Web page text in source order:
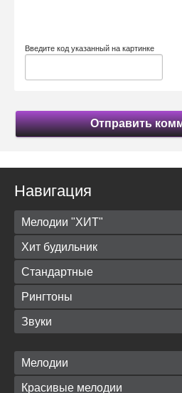
Введите код указанный на картинке
Отправить
Навигация
Мелодии "ХИТ"
Хит будильник
Стандартные
Рингтоны
Звуки
Мелодии
Красивые мелодии